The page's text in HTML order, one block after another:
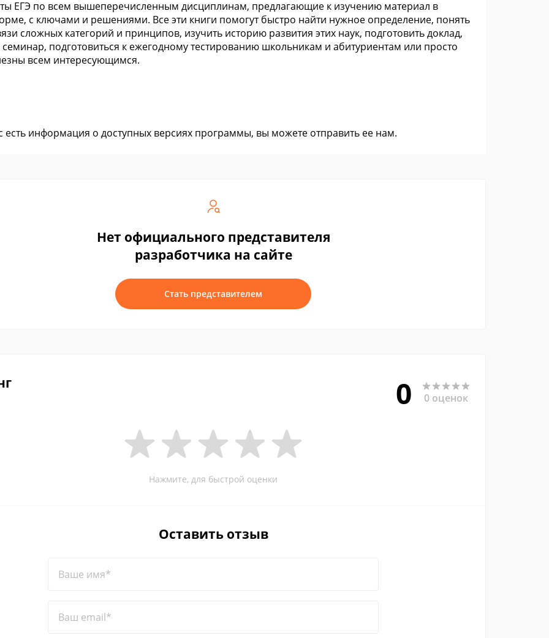
ЕГЭ по всем вышеперечисленным дисциплинам, предлагающие к изучению материал в
с ключами и решениями. Все эти книги помогут быстро найти нужное определение, понять
сложных категорий и принципов, изучить историю развития этих наук, подготовить доклад,
семинар, подготовиться к ежегодному тестированию школьникам и абитуриентам или просто
всем интересующимся.
есть информация о доступных версиях программы, вы можете отправить ее нам.
Нет официального представителя
разработчика на сайте
Стать представителем
0 0 оценок
Нажмите, для быстрой оценки
Оставить отзыв
Ваше имя*
Ваш email*